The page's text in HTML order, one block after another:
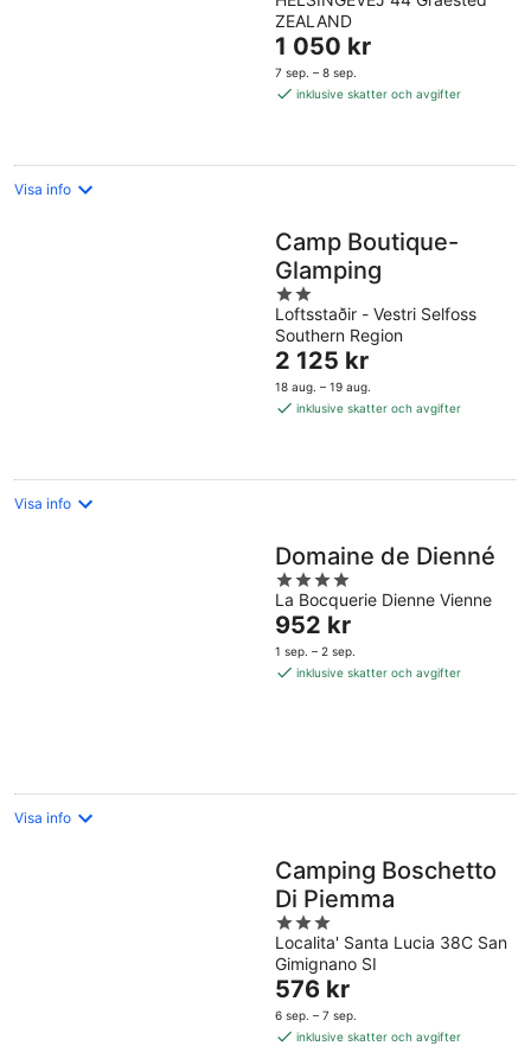
out
of
5
ZEALAND
Priset
är
1 050 kr
1 050 kr
7 sep. – 8 sep.
inklusive skatter och avgifter
Visa info
Camp Boutique-
Glamping
2
out
of
5
Loftsstaðir - Vestri Selfoss
Southern Region
Priset
är
2 125 kr
2 125 kr
18 aug. – 19 aug.
inklusive skatter och avgifter
Visa info
Domaine de Dienné
4
out
of
5
La Bocquerie Dienne Vienne
Priset
är
952 kr
952 kr
1 sep. – 2 sep.
inklusive skatter och avgifter
Visa info
Camping Boschetto
Di Piemma
3
out
of
5
Localita' Santa Lucia 38C San
Gimignano SI
Priset
är
576 kr
576 kr
6 sep. – 7 sep.
inklusive skatter och avgifter